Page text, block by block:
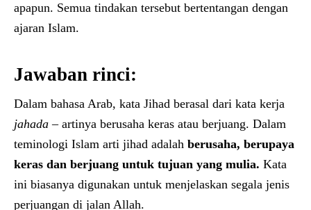
apapun. Semua tindakan tersebut bertentangan dengan
ajaran Islam.
Jawaban rinci:
Dalam bahasa Arab, kata Jihad berasal dari kata kerja
jahada– artinya berusaha keras atau berjuang. Dalam
teminologi Islam arti jihad adalah berusaha, berupaya
keras dan berjuang untuk tujuan yang mulia. Kata
ini biasanya digunakan untuk menjelaskan segala jenis
perjuangan di jalan Allah.